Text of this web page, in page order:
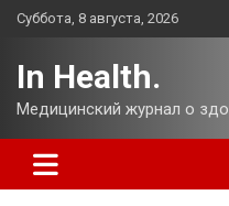
Перейти
Суббота, 8 августа, 2026
In Health.
Медицинский журнал о